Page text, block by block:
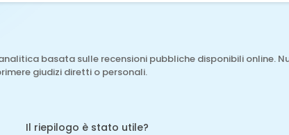
basata sulle recensioni pubbliche disponibili online.
giudizi diretti o personali.
Il riepilogo è stato utile?